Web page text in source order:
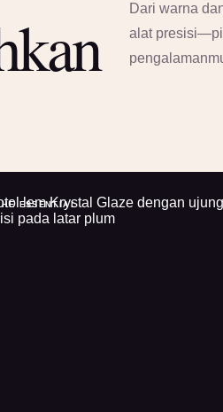
Dari warna
alat
ESSENTIAL